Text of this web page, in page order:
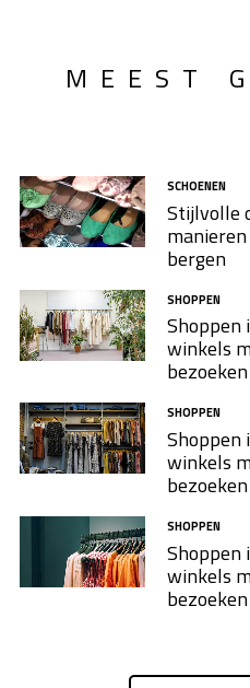
MEEST
SCHOENEN
Stijlvolle
bergen
SHOPPEN
Shoppen
winkels
bezoeken
SHOPPEN
Shoppen
winkels
bezoeken
SHOPPEN
Shoppen
winkels
bezoeken